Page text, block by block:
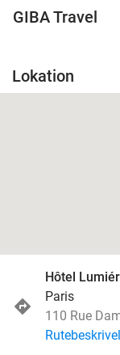
GIBA Travel
Lokation
Hôtel
Paris
110 Rue